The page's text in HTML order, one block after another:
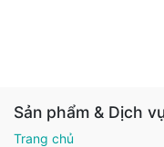
Sản phẩm & Dịch
Trang chủ